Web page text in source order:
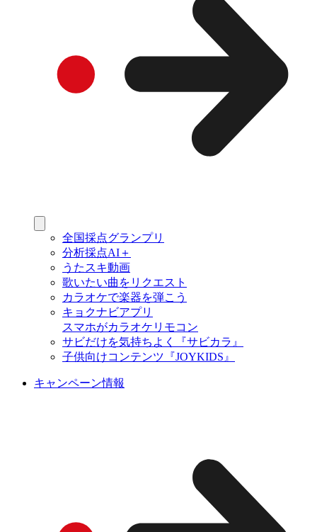
全国採点グランプリ
分析採点AI＋
うたスキ動画
歌いたい曲をリクエスト
カラオケで楽器を弾こう
キョクナビアプリ
スマホがカラオケリモコン
サビだけを気持ちよく『サビカラ』
子供向けコンテンツ『JOYKIDS』
キャンペーン情報